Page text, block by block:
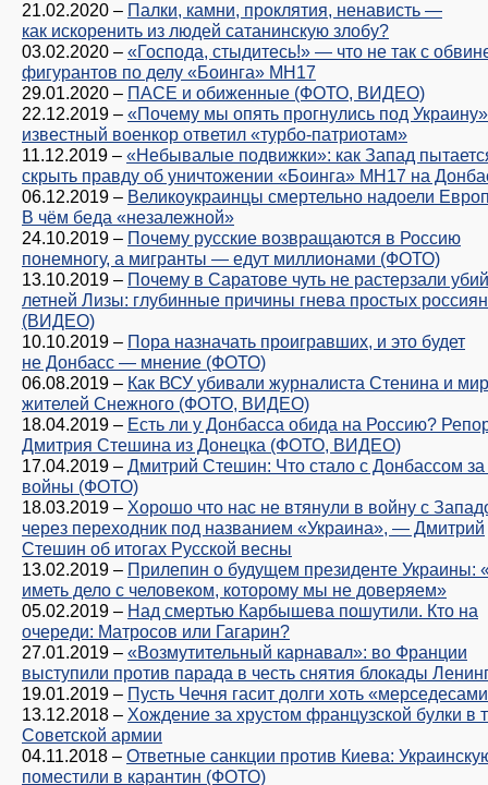
21.02.2020 – Палки, камни, проклятия, ненависть —
как искоренить из людей сатанинскую злобу?
03.02.2020 – «Господа, стыдитесь!» — что не так с
фигурантов по делу «Боинга» МН17
29.01.2020 – ПАСЕ и обиженные (ФОТО, ВИДЕО)
22.12.2019 – «Почему мы опять прогнулись под
известный военкор ответил «турбо-патриотам»
11.12.2019 – «Небывалые подвижки»: как Запад
скрыть правду об уничтожении «Боинга» МН17 на
06.12.2019 – Великоукраинцы смертельно надоели
В чём беда «незалежной»
24.10.2019 – Почему русские возвращаются в Россию
понемногу, а мигранты — едут миллионами (ФОТО)
13.10.2019 – Почему в Саратове чуть не растерзали
летней Лизы: глубинные причины гнева простых россиян
(ВИДЕО)
10.10.2019 – Пора назначать проигравших, и это будет
не Донбасс — мнение (ФОТО)
06.08.2019 – Как ВСУ убивали журналиста Стенина и
жителей Снежного (ФОТО, ВИДЕО)
18.04.2019 – Есть ли у Донбасса обида на Россию?
Дмитрия Стешина из Донецка (ФОТО, ВИДЕО)
17.04.2019 – Дмитрий Стешин: Что стало с Донбассом за
войны (ФОТО)
18.03.2019 – Хорошо что нас не втянули в войну с
через переходник под названием «Украина», — Дмитрий
Стешин об итогах Русской весны
13.02.2019 – Прилепин о будущем президенте Украины:
иметь дело с человеком, которому мы не доверяем»
05.02.2019 – Над смертью Карбышева пошутили. Кто на
очереди: Матросов или Гагарин?
27.01.2019 – «Возмутительный карнавал»: во Франции
выступили против парада в честь снятия блокады
19.01.2019 – Пусть Чечня гасит долги хоть
13.12.2018 – Хождение за хрустом французской булки в
Советской армии
04.11.2018 – Ответные санкции против Киева:
поместили в карантин (ФОТО)